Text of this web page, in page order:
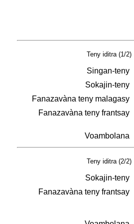
Teny iditra (1/2)
Singan-teny
Sokajin-teny
Fanazavàna teny malagasy
Fanazavàna teny frantsay
Voambolana
Teny iditra (2/2)
Sokajin-teny
Fanazavàna teny frantsay